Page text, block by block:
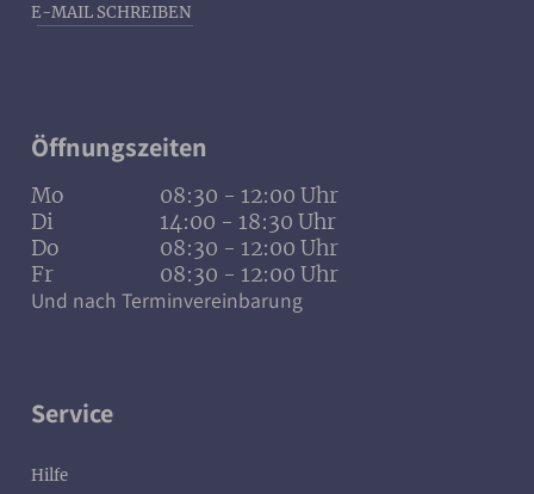
E-MAIL SCHREIBEN
Öffnungszeiten
Mo
08:30 - 12:00 Uhr
Di
14:00 - 18:30 Uhr
Do
08:30 - 12:00 Uhr
Fr
08:30 - 12:00 Uhr
Und nach Terminvereinbarung
Service
Hilfe